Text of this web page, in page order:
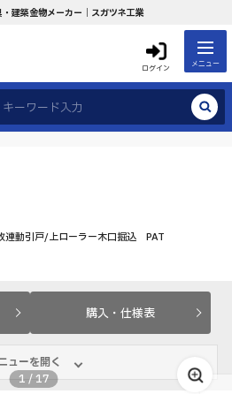
建築金物メーカー｜スガツネ工業
ログイン メニュー
連動引戸/上ローラー木口掘込 PAT
購入・仕様表
ューを開く
1 /17